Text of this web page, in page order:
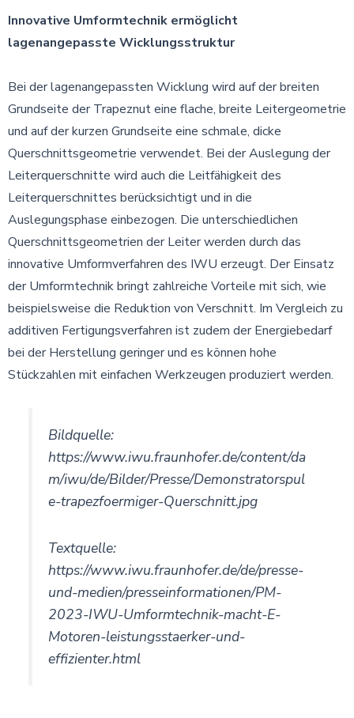
Innovative Umformtechnik ermöglicht
lagenangepasste Wicklungsstruktur
Bei der lagenangepassten Wicklung wird auf der breiten
Grundseite der Trapeznut eine flache, breite Leitergeometrie
und auf der kurzen Grundseite eine schmale, dicke
Querschnittsgeometrie verwendet. Bei der Auslegung der
Leiterquerschnitte wird auch die Leitfähigkeit des
Leiterquerschnittes berücksichtigt und in die
Auslegungsphase einbezogen. Die unterschiedlichen
Querschnittsgeometrien der Leiter werden durch das
innovative Umformverfahren des IWU erzeugt. Der Einsatz
der Umformtechnik bringt zahlreiche Vorteile mit sich, wie
beispielsweise die Reduktion von Verschnitt. Im Vergleich zu
additiven Fertigungsverfahren ist zudem der Energiebedarf
bei der Herstellung geringer und es können hohe
Stückzahlen mit einfachen Werkzeugen produziert werden.
Bildquelle:
https://www.iwu.fraunhofer.de/content/da
m/iwu/de/Bilder/Presse/Demonstratorspul
e-trapezfoermiger-Querschnitt.jpg
Textquelle:
https://www.iwu.fraunhofer.de/de/presse-
und-medien/presseinformationen/PM-
2023-IWU-Umformtechnik-macht-E-
Motoren-leistungsstaerker-und-
effizienter.html